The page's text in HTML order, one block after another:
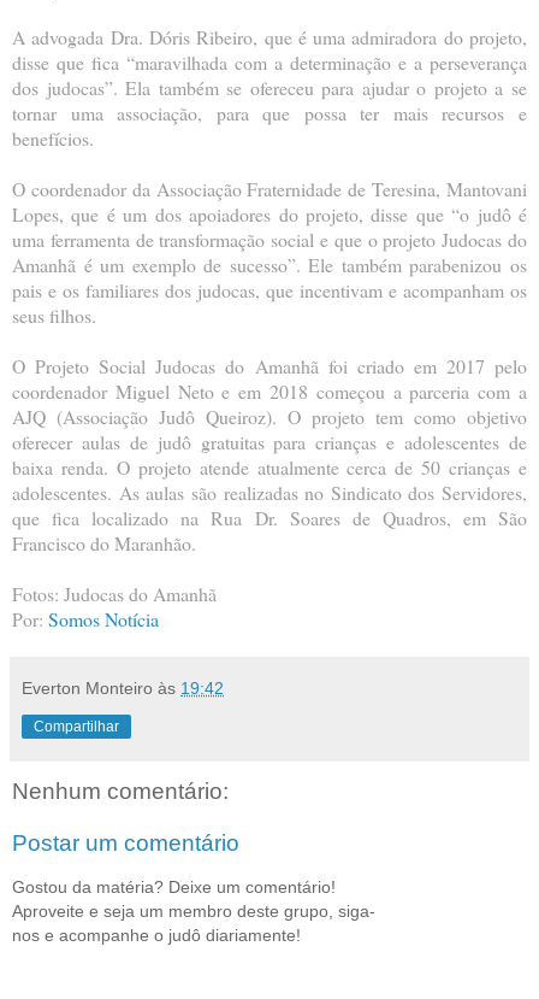
A advogada Dra. Dóris Ribeiro, que é uma admiradora do projeto,
disse que fica “maravilhada com a determinação e a perseverança
dos judocas”. Ela também se ofereceu para ajudar o projeto a se
tornar uma associação, para que possa ter mais recursos e
benefícios.
O coordenador da Associação Fraternidade de Teresina, Mantovani
Lopes, que é um dos apoiadores do projeto, disse que “o judô é
uma ferramenta de transformação social e que o projeto Judocas do
Amanhã é um exemplo de sucesso”. Ele também parabenizou os
pais e os familiares dos judocas, que incentivam e acompanham os
seus filhos.
O Projeto Social Judocas do Amanhã foi criado em 2017 pelo
coordenador Miguel Neto e em 2018 começou a parceria com a
AJQ (Associação Judô Queiroz). O projeto tem como objetivo
oferecer aulas de judô gratuitas para crianças e adolescentes de
baixa renda. O projeto atende atualmente cerca de 50 crianças e
adolescentes. As aulas são realizadas no Sindicato dos Servidores,
que fica localizado na Rua Dr. Soares de Quadros, em São
Francisco do Maranhão.
Fotos: Judocas do Amanhã
Por: Somos Notícia
Everton Monteiro às 19:42
Compartilhar
Nenhum comentário:
Postar um comentário
Gostou da matéria? Deixe um comentário!
Aproveite e seja um membro deste grupo, siga-
nos e acompanhe o judô diariamente!